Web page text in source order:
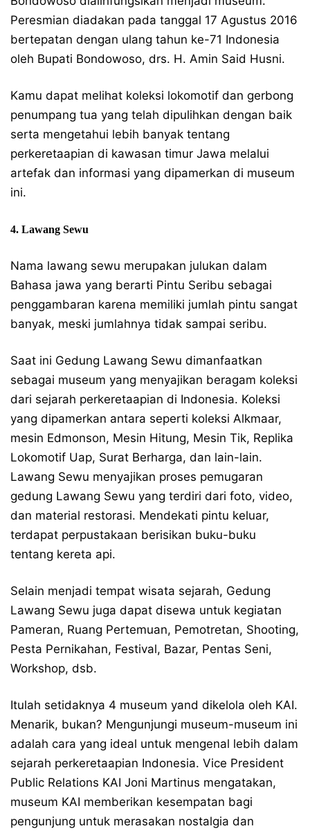
Peresmian diadakan pada tanggal 17 Agustus 2016
bertepatan dengan ulang tahun ke-71 Indonesia
oleh Bupati Bondowoso, drs. H. Amin Said Husni.
Kamu dapat melihat koleksi lokomotif dan gerbong
penumpang tua yang telah dipulihkan dengan baik
serta mengetahui lebih banyak tentang
perkeretaapian di kawasan timur Jawa melalui
artefak dan informasi yang dipamerkan di museum
ini.
4. Lawang Sewu
Nama lawang sewu merupakan julukan dalam
Bahasa jawa yang berarti Pintu Seribu sebagai
penggambaran karena memiliki jumlah pintu sangat
banyak, meski jumlahnya tidak sampai seribu.
Saat ini Gedung Lawang Sewu dimanfaatkan
sebagai museum yang menyajikan beragam koleksi
dari sejarah perkeretaapian di Indonesia. Koleksi
yang dipamerkan antara seperti koleksi Alkmaar,
mesin Edmonson, Mesin Hitung, Mesin Tik, Replika
Lokomotif Uap, Surat Berharga, dan lain-lain.
Lawang Sewu menyajikan proses pemugaran
gedung Lawang Sewu yang terdiri dari foto, video,
dan material restorasi. Mendekati pintu keluar,
terdapat perpustakaan berisikan buku-buku
tentang kereta api.
Selain menjadi tempat wisata sejarah, Gedung
Lawang Sewu juga dapat disewa untuk kegiatan
Pameran, Ruang Pertemuan, Pemotretan, Shooting,
Pesta Pernikahan, Festival, Bazar, Pentas Seni,
Workshop, dsb.
Itulah setidaknya 4 museum yand dikelola oleh KAI.
Menarik, bukan? Mengunjungi museum-museum ini
adalah cara yang ideal untuk mengenal lebih dalam
sejarah perkeretaapian Indonesia. Vice President
Public Relations KAI Joni Martinus mengatakan,
museum KAI memberikan kesempatan bagi
pengunjung untuk merasakan nostalgia dan